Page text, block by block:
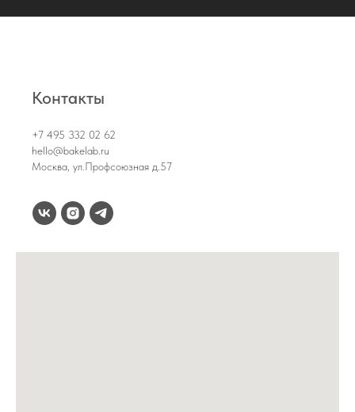
Контакты
+7 495 332 02 62
hello@bakelab.ru
Москва, ул.Профсоюзная д.57